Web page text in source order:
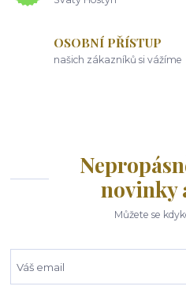
OSOBNÍ PŘÍSTUP
našich zákazníků si vážíme
novinky
Můžete se